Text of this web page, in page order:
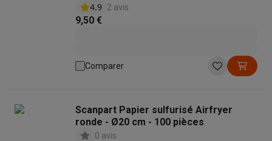
4.9 2 avis
9,50 €
Comparer
Scanpart Papier sulfurisé Airfryer
ronde - Ø20 cm - 100 pièces
0 avis